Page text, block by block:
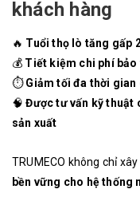
khách hàng
🔥 Tuổi thọ lò tăng gấp
💰 Tiết kiệm chi phí bảo
⏱️Giảm tối đa thời
🧠Được tư vấn kỹ thuật
sản xuất
TRUMECO không chỉ
bền vững cho hệ thống